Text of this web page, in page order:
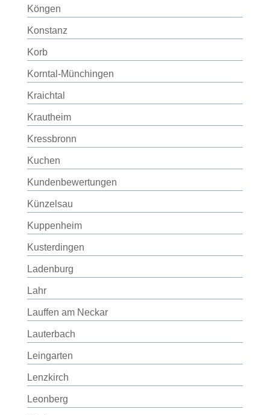
Köngen
Konstanz
Korb
Korntal-Münchingen
Kraichtal
Krautheim
Kressbronn
Kuchen
Kundenbewertungen
Künzelsau
Kuppenheim
Kusterdingen
Ladenburg
Lahr
Lauffen am Neckar
Lauterbach
Leingarten
Lenzkirch
Leonberg